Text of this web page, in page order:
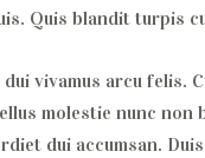
Quis blandit turpis
vivamus arcu felis.
molestie nunc
dui accumsan.